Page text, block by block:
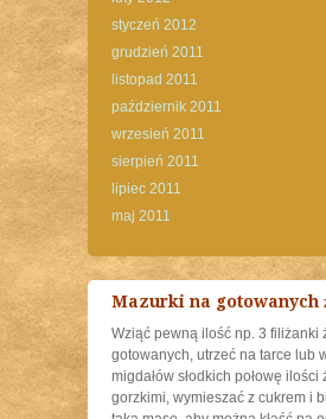
styczeń 2012
grudzień 2011
listopad 2011
październik 2011
wrzesień 2011
sierpień 2011
lipiec 2011
maj 2011
Mazurki na gotowanych
Wziąć pewną ilość np. 3 filiżanki
gotowanych, utrzeć na tarce lub
migdałów słodkich połowę ilości
gorzkimi, wymieszać z cukrem i